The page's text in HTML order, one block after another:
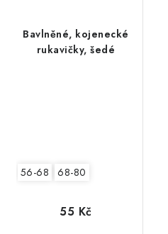
Bavlněné, kojenecké
rukavičky, šedé
56-68 68-80
55 Kč